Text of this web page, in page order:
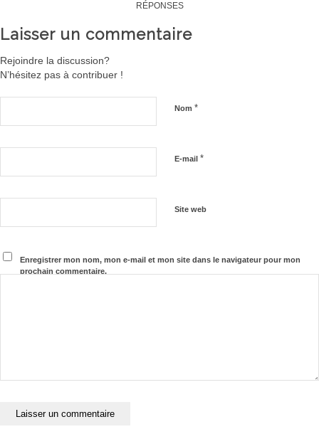
RÉPONSES
Laisser un commentaire
Rejoindre la discussion?
N’hésitez pas à contribuer !
Nom *
E-mail *
Site web
Enregistrer mon nom, mon e-mail et mon site dans le navigateur pour mon
prochain commentaire.